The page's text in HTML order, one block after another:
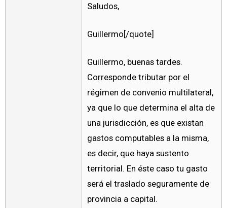
Saludos,
Guillermo[/quote]
Guillermo, buenas tardes.
Corresponde tributar por el
régimen de convenio multilateral,
ya que lo que determina el alta de
una jurisdicción, es que existan
gastos computables a la misma,
es decir, que haya sustento
territorial. En éste caso tu gasto
será el traslado seguramente de
provincia a capital.